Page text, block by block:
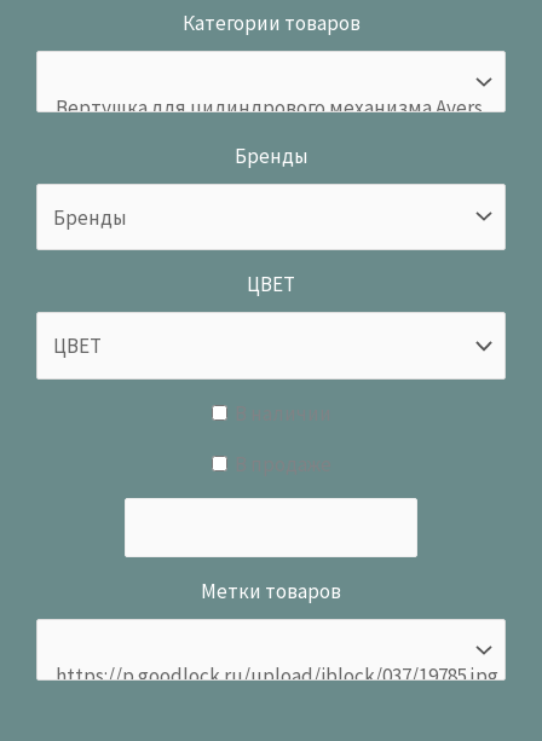
Категории товаров
Бренды
ЦВЕТ
Метки товаров